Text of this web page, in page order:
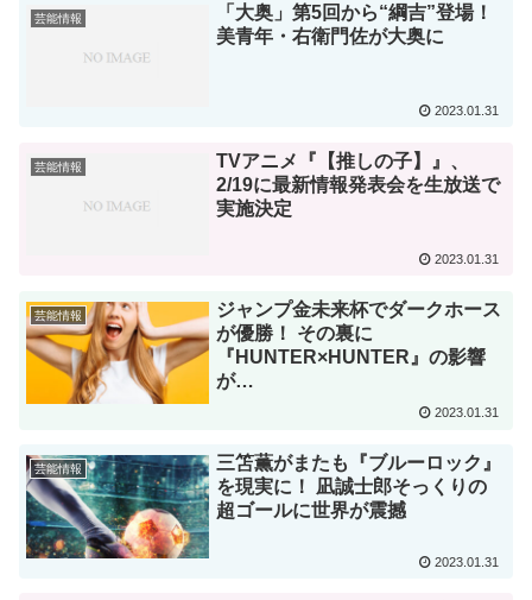
芸能情報
「大奥」第5回から“綱吉”登場！
美青年・右衛門佐が大奥に
2023.01.31
芸能情報
TVアニメ『【推しの子】』、
2/19に最新情報発表会を生放送で
実施決定
2023.01.31
芸能情報
ジャンプ金未来杯でダークホース
が優勝！ その裏に
『HUNTER×HUNTER』の影響
が…
2023.01.31
芸能情報
三笘薫がまたも『ブルーロック』
を現実に！ 凪誠士郎そっくりの
超ゴールに世界が震撼
2023.01.31